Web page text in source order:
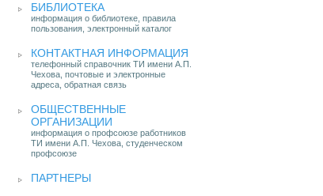
БИБЛИОТЕКА
информация о библиотеке, правила
пользования, электронный каталог
КОНТАКТНАЯ ИНФОРМАЦИЯ
телефонный справочник ТИ имени А.П.
Чехова, почтовые и электронные
адреса, обратная связь
ОБЩЕСТВЕННЫЕ
ОРГАНИЗАЦИИ
информация о профсоюзе работников
ТИ имени А.П. Чехова, студенческом
профсоюзе
ПАРТНЕРЫ